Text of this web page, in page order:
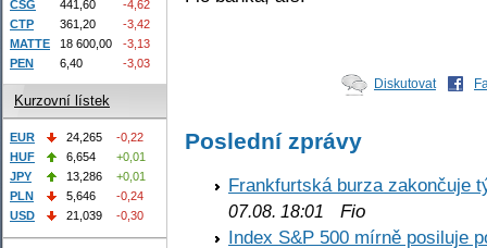
Diskutovat
Poslední zprávy
Frankfurtská burza zakončuje
07.08. 18:01
Fio
Index S&P 500 mírně posiluje
CSG
441,60
-4,62
CTP
361,20
-3,42
MATTE
18 600,00
-3,13
PEN
6,40 -3,03
Kurzovní lístek
EUR 24,265
-0,22
HUF
6,654
+0,01
JPY
13,286
+0,01
PLN
5,646
-0,24
USD
21,039 -0,30